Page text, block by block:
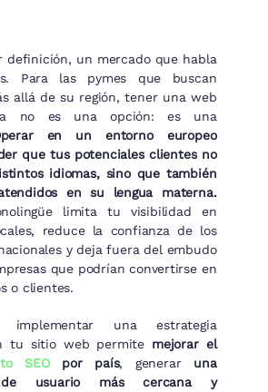
definición, un mercado que habla
Para las pymes que buscan
allá de su región, tener una web
no es una opción: es una
en un entorno europeo
que tus potenciales clientes no
idiomas, sino que también
en su lengua materna.
limita tu visibilidad en
reduce la confianza de los
y deja fuera del embudo
que podrían convertirse en
o clientes.
implementar una estrategia
tu sitio web permite mejorar el
SEOpor país, generar una
de usuario más cercana y